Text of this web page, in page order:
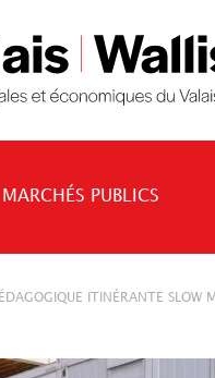
MARCHÉS PUBLICS
ITINÉRANTE SLOW